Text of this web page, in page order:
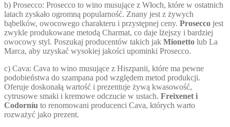
b) Prosecco: Prosecco to wino musujące z Włoch, które w ostatnich
latach zyskało ogromną popularność. Znany jest z żywych
bąbelków, owocowego charakteru i przystępnej ceny. Prosecco jest
zwykle produkowane metodą Charmat, co daje lżejszy i bardziej
owocowy styl. Poszukaj producentów takich jak Mionetto lub La
Marca, aby uzyskać wysokiej jakości upominki Prosecco.
c) Cava: Cava to wino musujące z Hiszpanii, które ma pewne
podobieństwa do szampana pod względem metod produkcji.
Oferuje doskonałą wartość i prezentuje żywą kwasowość,
cytrusowe smaki i kremowe odczucie w ustach. Freixenet i
Codorníu to renomowani producenci Cava, których warto
rozważyć jako prezent.